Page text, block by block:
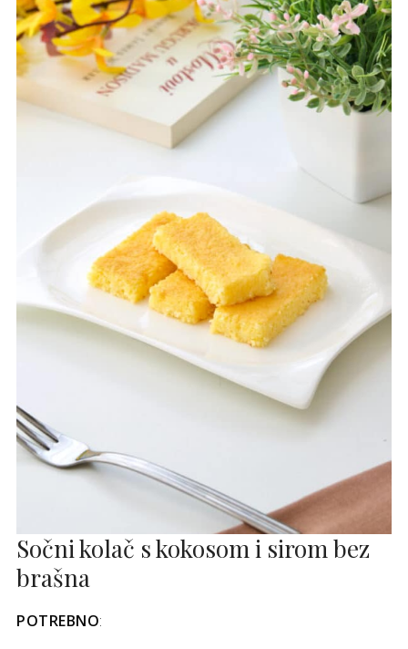
Sočni kolač s kokosom i sirom bez
brašna
POTREBNO: